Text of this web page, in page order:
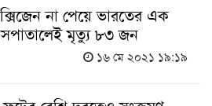
না পেয়ে ভারতের এক
মৃত্যু ৮৩ জন
১৬ মে ২০২১ ১৯:১৯